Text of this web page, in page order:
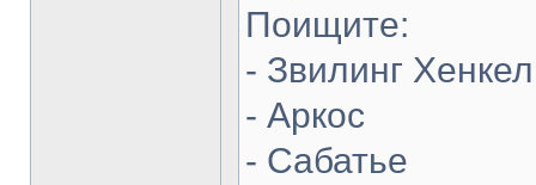
Поищите:
- Звилинг
- Аркос
- Сабатье